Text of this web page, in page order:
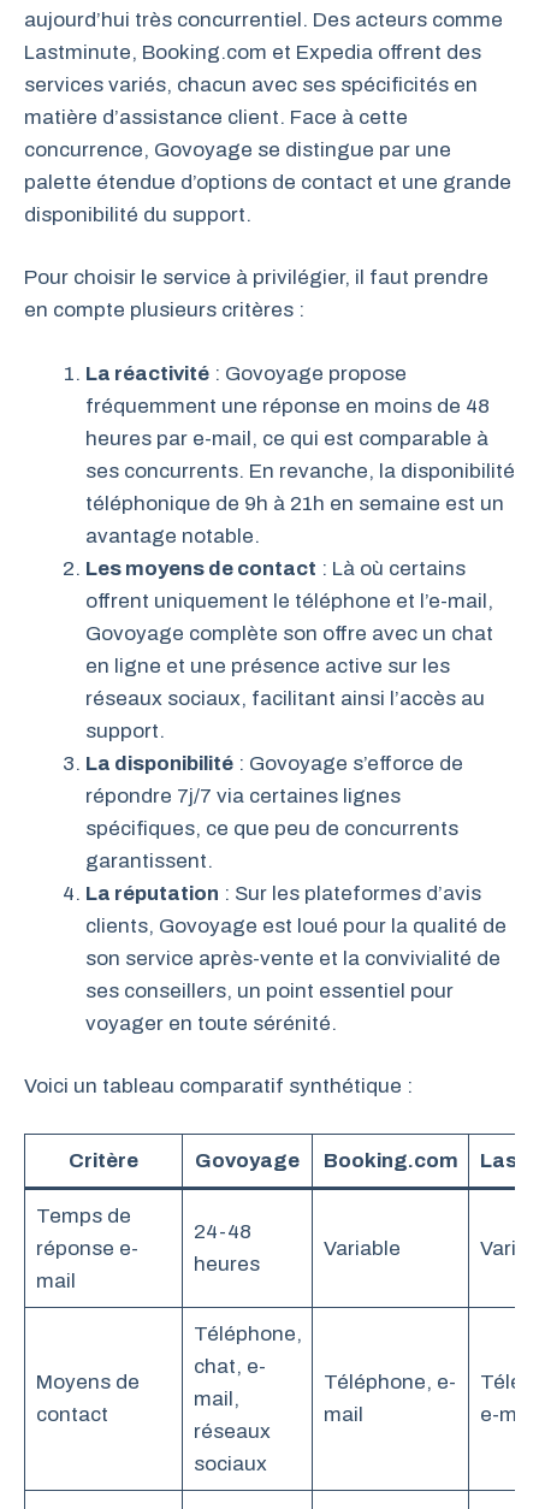
aujourd’hui très concurrentiel. Des acteurs comme
Lastminute, Booking.com et Expedia offrent des
services variés, chacun avec ses spécificités en
matière d’assistance client. Face à cette
concurrence, Govoyage se distingue par une
palette étendue d’options de contact et une grande
disponibilité du support.
Pour choisir le service à privilégier, il faut prendre
en compte plusieurs critères :
La réactivité : Govoyage propose
fréquemment une réponse en moins de 48
heures par e-mail, ce qui est comparable à
ses concurrents. En revanche, la disponibilité
téléphonique de 9h à 21h en semaine est un
avantage notable.
Les moyens de contact : Là où certains
offrent uniquement le téléphone et l’e-mail,
Govoyage complète son offre avec un chat
en ligne et une présence active sur les
réseaux sociaux, facilitant ainsi l’accès au
support.
La disponibilité : Govoyage s’efforce de
répondre 7j/7 via certaines lignes
spécifiques, ce que peu de concurrents
garantissent.
La réputation : Sur les plateformes d’avis
clients, Govoyage est loué pour la qualité de
son service après-vente et la convivialité de
ses conseillers, un point essentiel pour
voyager en toute sérénité.
Voici un tableau comparatif synthétique :
Critère Govoyage Booking.com
Temps de
réponse e-
mail
24-48
heures
Variable
Moyens de
contact
Téléphone,
chat, e-
mail,
réseaux
sociaux
Téléphone, e-
mail
e-mail